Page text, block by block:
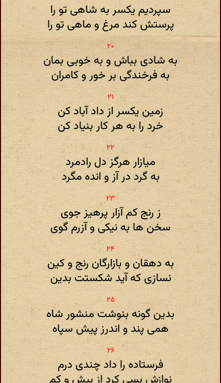
سپردیم یکسر به شاهی تو را
پرستش کند مرغ و ماهی تو را
به شادی بباش و به خوبی بمان
به فرخندگی بر خور و کامران
زمین یکسر از داد آباد کن
خرد را به هر کار بنیاد کن
میازار هرگز دل رادمرد
به گرد در آز و انده مگرد
ز رنج کم آزار پرهیز جوی
سخن ها به نیکی و آزرم گوی
به دهقان و بازارگان رنج و کین
نسازی که آید شکستت بدین
بدین گونه بنوشت منشور شاه
همی پند و اندرز پیش سپاه
فرستاده را داد چندی درم